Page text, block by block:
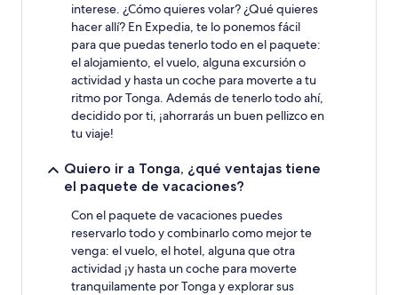
interese. ¿Cómo quieres volar? ¿Qué quieres
hacer allí? En Expedia, te lo ponemos fácil
para que puedas tenerlo todo en el paquete:
el alojamiento, el vuelo, alguna excursión o
actividad y hasta un coche para moverte a tu
ritmo por Tonga. Además de tenerlo todo ahí,
decidido por ti, ¡ahorrarás un buen pellizco en
tu viaje!
Quiero ir a Tonga, ¿qué ventajas tiene
el paquete de vacaciones?
Con el paquete de vacaciones puedes
reservarlo todo y combinarlo como mejor te
venga: el vuelo, el hotel, alguna que otra
actividad ¡y hasta un coche para moverte
tranquilamente por Tonga y explorar sus